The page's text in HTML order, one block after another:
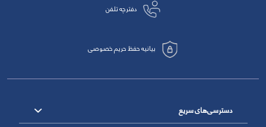
دفترچه تلفن
بیانیه حفظ حریم خصوصی
دسترسی‌های سریع